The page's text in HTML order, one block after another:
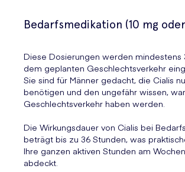
Bedarfsmedikation (10 mg
Diese Dosierungen werden mindestens
dem geplanten Geschlechtsverkehr
Sie sind für Männer gedacht, die Cialis
benötigen und den ungefähr wissen,
Geschlechtsverkehr haben werden.
Die Wirkungsdauer von Cialis bei
beträgt bis zu 36 Stunden, was
Ihre ganzen aktiven Stunden am
abdeckt.